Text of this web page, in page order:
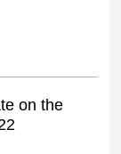
on the